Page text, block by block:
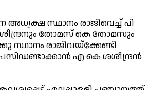
സ്ഥാനം രാജിവെച്ച് പി
ശശീന്ദ്രനും തോമസ് കെ തോമസും
രാജിവയ്‌ക്കേണ്ടി
എ കെ ശശീന്ദ്രന്‍